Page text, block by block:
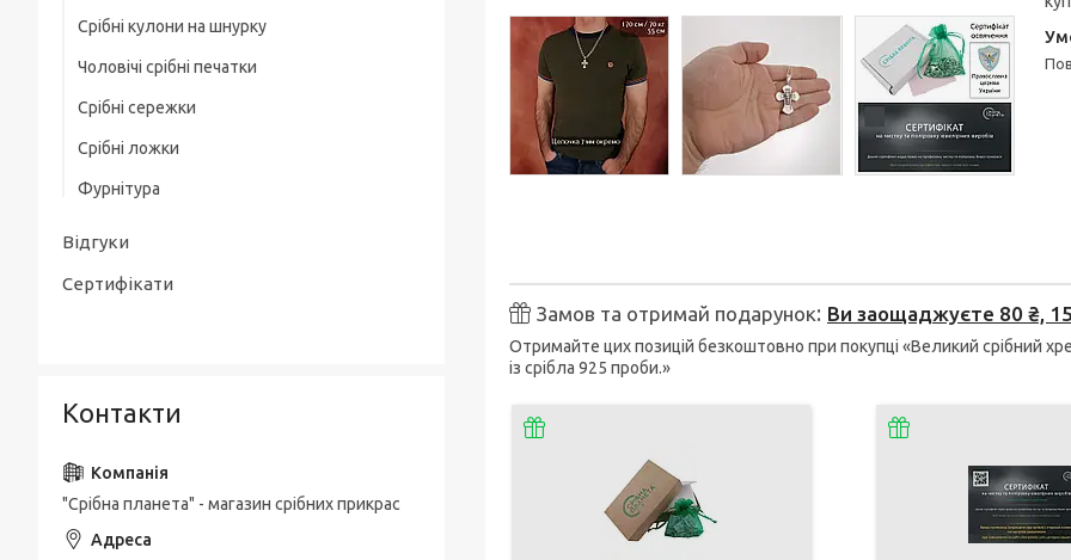
Замов та отримай подарунок Ви заощаджуєте 80 ₴,
Отримайте цих позицій безкоштовно при покупці «Великий срібний
із срібла 925 проби.»
Товсті срібні ланцюжки
Дитячі срібні цепочки
чи іконкою (ладанкою)
Срібні ланцюжки з кулонами / підвісками
Срібні підвіски
Срібні іконки / ладанки
Чоловічі срібні браслети
Жіночі срібні браслети
Позолочені срібні браслети
Товсті срібні браслети
Чоловічі срібні браслети з золотом
Шовкові браслети з срібними вставками
Срібні кулони на шнурку
Чоловічі срібні печатки
Чоловічі срібні печатки з чорним
золотою накладкою
Срібні каблучки спаси і збережи
Срібні сережки
Срібні ложки
Фурнітура
Відгуки
Сертифікати
Контакти
"Срібна планета" - магазин срібних прикрас